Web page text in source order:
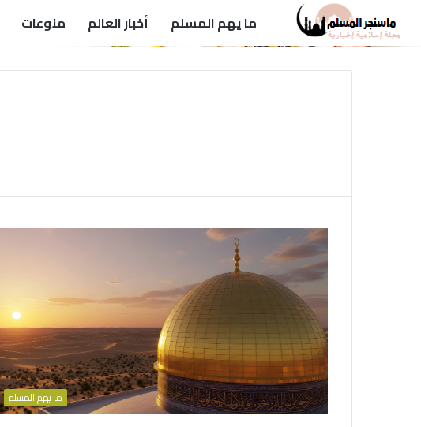
ما يهم المسلم أخبار العالم منوعات
ما يهم المسلم